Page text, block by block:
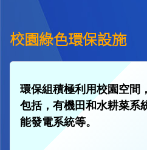
校園綠色環保設施
環保組積極利用校園空間
包括，有機田和水耕菜系
能發電系統等。